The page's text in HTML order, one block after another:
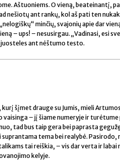
Aštuoniems. O vieną, beateinantį,
nešiotų ant rankų, kol aš pati ten
minčių, svajonių apie dar
– ups! – nesusirgau. „Vadinasi, esi
juosteles ant nėštumo testo.
šįmet drauge su Jumis, mieli
– jį šiame numeryje ir
tad bus taip gera bei paprasta
tema bei realybė. Pasirodo,
tai reiškia, – vis dar verta ir labai
kelyje.